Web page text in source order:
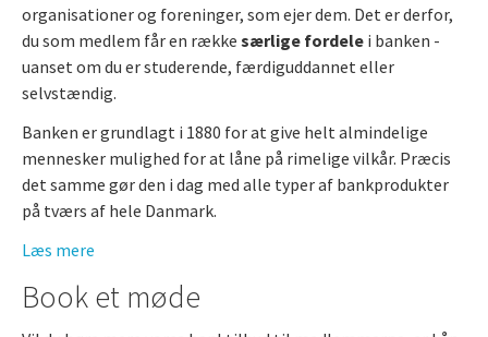
organisationer og foreninger, som ejer dem. Det er derfor,
du som medlem får en række særlige fordele i banken -
uanset om du er studerende, færdiguddannet eller
selvstændig.
Banken er grundlagt i 1880 for at give helt almindelige
mennesker mulighed for at låne på rimelige vilkår. Præcis
det samme gør den i dag med alle typer af bankprodukter
på tværs af hele Danmark.
Læs mere
Book et møde